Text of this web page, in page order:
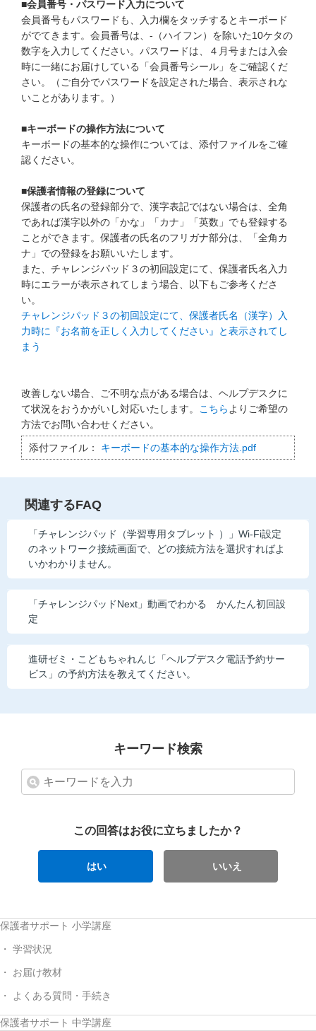
会員サイト(お子様用)はこちら
■会員番号・パスワード入力について
会員番号もパスワードも、入力欄をタッチするとキーボード
がでてきます。会員番号は、‐（ハイフン）を除いた10ケタの
数字を入力してください。パスワードは、４月号または入会
時に一緒にお届けしている「会員番号シール」をご確認くだ
さい。（ご自分でパスワードを設定された場合、表示されな
いことがあります。）
■キーボードの操作方法について
キーボードの基本的な操作については、添付ファイルをご確
認ください。
■保護者情報の登録について
保護者の氏名の登録部分で、漢字表記ではない場合は、全角
であれば漢字以外の「かな」「カナ」「英数」でも登録する
ことができます。保護者の氏名のフリガナ部分は、「全角カ
ナ」での登録をお願いいたします。
また、チャレンジパッド３の初回設定にて、保護者氏名入力
時にエラーが表示されてしまう場合、以下もご参考くださ
い。
チャレンジパッド３の初回設定にて、保護者氏名（漢字）入
力時に『お名前を正しく入力してください』と表示されてし
まう
改善しない場合、ご不明な点がある場合は、ヘルプデスクに
て状況をおうかがいし対応いたします。
こちら よりご希望の
方法でお問い合わせください。
添付ファイル： キーボードの基本的な操作方法.pdf
関連するFAQ
「チャレンジパッド（学習専用タブレット ）」Wi-Fi設定
のネットワーク接続画面で、どの接続方法を選択すればよ
いかわかりません。
「チャレンジパッドNext」動画でわかる かんたん初回設
定
進研ゼミ・こどもちゃれんじ「ヘルプデスク電話予約サー
ビス」の予約方法を教えてください。
キーワード検索
この回答はお役に立ちましたか？
はい いいえ
保護者サポート 小学講座
学習状況
お届け教材
よくある質問・手続き
保護者サポート 中学講座